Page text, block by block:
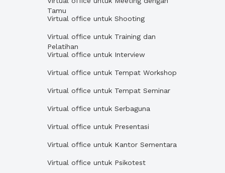
Tamu
Virtual office untuk Shooting
Virtual office untuk Training dan
Pelatihan
Virtual office untuk Interview
Virtual office untuk Tempat Workshop
Virtual office untuk Tempat Seminar
Virtual office untuk Serbaguna
Virtual office untuk Presentasi
Virtual office untuk Kantor Sementara
Virtual office untuk Psikotest